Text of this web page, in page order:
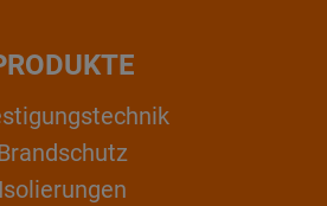
Isolierungen